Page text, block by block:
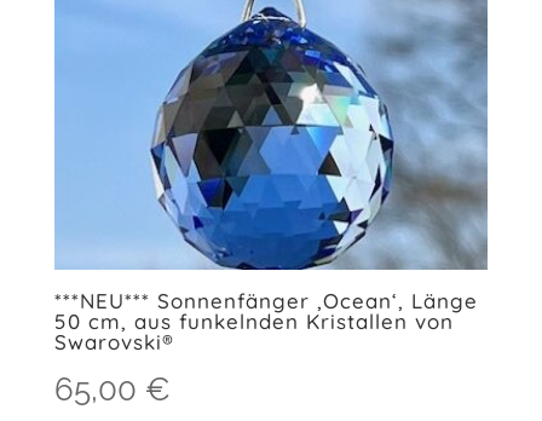
***NEU*** Sonnenfänger ‚Ocean‘, Länge
50 cm, aus funkelnden Kristallen von
Swarovski®
65,00 €